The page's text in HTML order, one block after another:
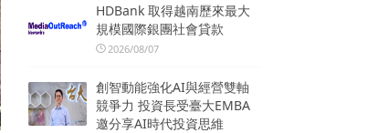
HDBank 取得越南歷來最大
規模國際銀團社會貸款
2026/08/07
創智動能強化AI與經營雙軸
競爭力 投資長受臺大EMBA
邀分享AI時代投資思維